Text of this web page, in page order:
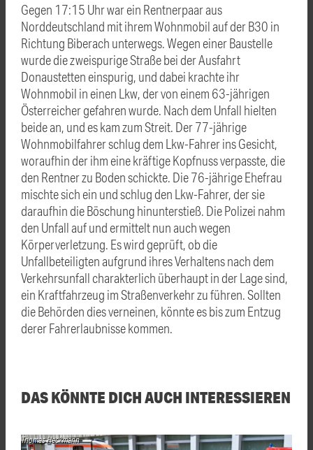
Gegen 17:15 Uhr war ein Rentnerpaar aus
Norddeutschland mit ihrem Wohnmobil auf der B30 in
Richtung Biberach unterwegs. Wegen einer Baustelle
wurde die zweispurige Straße bei der Ausfahrt
Donaustetten einspurig, und dabei krachte ihr
Wohnmobil in einen Lkw, der von einem 63-jährigen
Österreicher gefahren wurde. Nach dem Unfall hielten
beide an, und es kam zum Streit. Der 77-jährige
Wohnmobilfahrer schlug dem Lkw-Fahrer ins Gesicht,
woraufhin der ihm eine kräftige Kopfnuss verpasste, die
den Rentner zu Boden schickte. Die 76-jährige Ehefrau
mischte sich ein und schlug den Lkw-Fahrer, der sie
daraufhin die Böschung hinunterstieß. Die Polizei nahm
den Unfall auf und ermittelt nun auch wegen
Körperverletzung. Es wird geprüft, ob die
Unfallbeteiligten aufgrund ihres Verhaltens nach dem
Verkehrsunfall charakterlich überhaupt in der Lage sind,
ein Kraftfahrzeug im Straßenverkehr zu führen. Sollten
die Behörden dies verneinen, könnte es bis zum Entzug
derer Fahrerlaubnisse kommen.
DAS KÖNNTE DICH AUCH INTERESSIEREN
Thomas Heckmann